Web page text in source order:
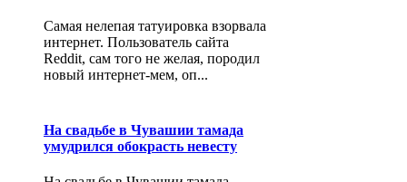
Самая нелепая татуировка взорвала
интернет. Пользователь сайта
Reddit, сам того не желая, породил
новый интернет-мем, оп...
На свадьбе в Чувашии тамада
умудрился обокрасть невесту